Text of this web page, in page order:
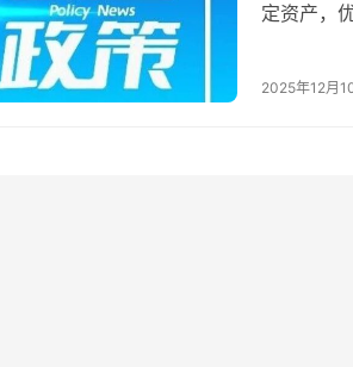
定资产，
2025年12月